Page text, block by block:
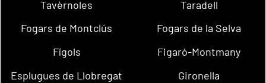
Tavèrnoles
Taradell
Fogars de Montclús
Fogars de la Selva
Fígols
Figaró-Montmany
Esplugues de Llobregat
Gironella